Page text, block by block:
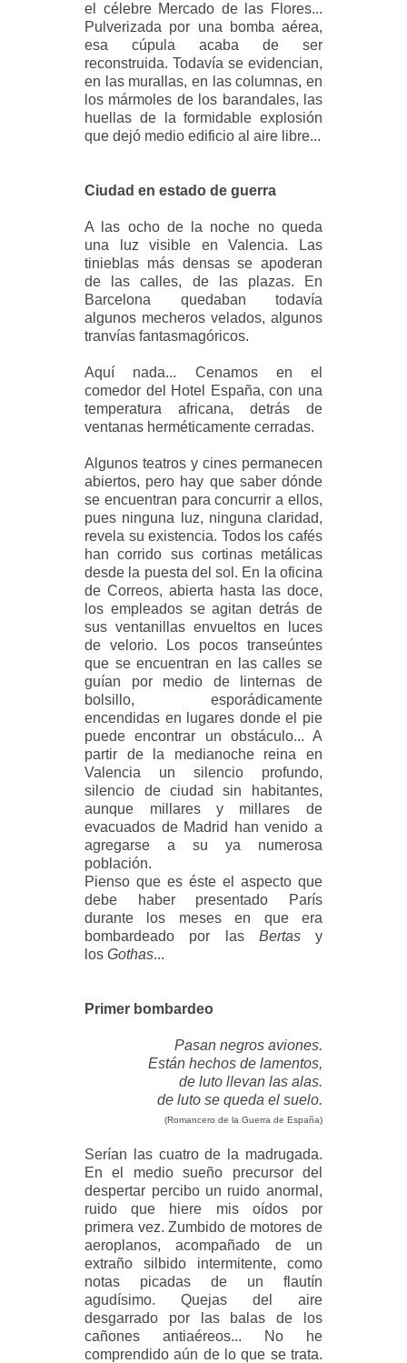
el célebre Mercado de las Flores...
Pulverizada por una bomba aérea,
esa cúpula acaba de ser
reconstruida. Todavía se evidencian,
en las murallas, en las columnas, en
los mármoles de los barandales, las
huellas de la formidable explosión
que dejó medio edificio al aire libre...
Ciudad en estado de guerra
A las ocho de la noche no queda
una luz visible en Valencia. Las
tinieblas más densas se apoderan
de las calles, de las plazas. En
Barcelona quedaban todavía
algunos mecheros velados, algunos
tranvías fantasmagóricos.
Aquí nada... Cenamos en el
comedor del Hotel España, con una
temperatura africana, detrás de
ventanas herméticamente cerradas.
Algunos teatros y cines permanecen
abiertos, pero hay que saber dónde
se encuentran para concurrir a ellos,
pues ninguna luz, ninguna claridad,
revela su existencia. Todos los cafés
han corrido sus cortinas metálicas
desde la puesta del sol. En la oficina
de Correos, abierta hasta las doce,
los empleados se agitan detrás de
sus ventanillas envueltos en luces
de velorio. Los pocos transeúntes
que se encuentran en las calles se
guían por medio de linternas de
bolsillo, esporádicamente
encendidas en lugares donde el pie
puede encontrar un obstáculo... A
partir de la medianoche reina en
Valencia un silencio profundo,
silencio de ciudad sin habitantes,
aunque millares y millares de
evacuados de Madrid han venido a
agregarse a su ya numerosa
población.
Pienso que es éste el aspecto que
debe haber presentado París
durante los meses en que era
bombardeado por las Bertasy
losGothas...
Primer bombardeo
Pasan negros aviones.
Están hechos de lamentos,
de luto llevan las alas.
de luto se queda el suelo.
(Romancero de la Guerra de España)
Serían las cuatro de la madrugada.
En el medio sueño precursor del
despertar percibo un ruido anormal,
ruido que hiere mis oídos por
primera vez. Zumbido de motores de
aeroplanos, acompañado de un
extraño silbido intermitente, como
notas picadas de un flautín
agudísimo. Quejas del aire
desgarrado por las balas de los
cañones antiaéreos... No he
comprendido aún de lo que se trata.